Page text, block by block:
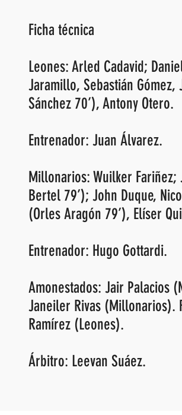
Ficha técnica
Leones: Arled Cadavid;
Jaramillo, Sebastián
Sánchez 70’), Antony Otero.
Entrenador: Juan Álvarez.
Millonarios: Wuilker
Bertel 79’); John Duque,
(Orles Aragón 79’), Elíser
Entrenador: Hugo Gottardi.
Amonestados: Jair Palacios
Janeiler Rivas (Millonarios).
Ramírez (Leones).
Árbitro: Leevan Suáez.